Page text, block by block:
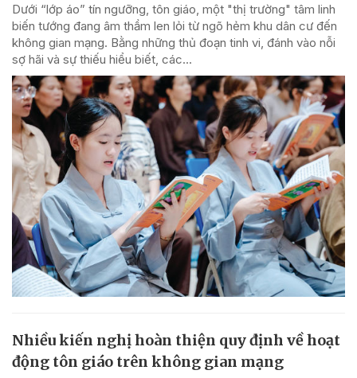
Dưới “lớp áo” tín ngưỡng, tôn giáo, một "thị trường" tâm linh
biến tướng đang âm thầm len lỏi từ ngõ hẻm khu dân cư đến
không gian mạng. Bằng những thủ đoạn tinh vi, đánh vào nỗi
sợ hãi và sự thiếu hiểu biết, các...
Nhiều kiến nghị hoàn thiện quy định về hoạt
động tôn giáo trên không gian mạng